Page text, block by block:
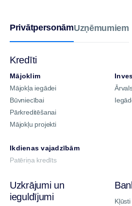
PrivātpersonāmUzņēmumiem
Kredīti
Mājoklim
Mājokļa iegādei
Būvniecībai
Pārkreditēšanai
Mājokļu projekti
Ikdienas vajadzībām
Patēriņa kredīts
Uzkrājumi un
ieguldījumi